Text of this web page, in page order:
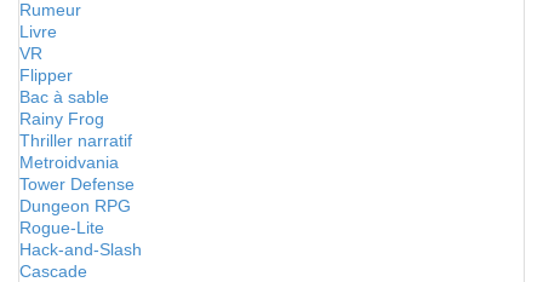
Rumeur
Livre
VR
Flipper
Bac à sable
Rainy Frog
Thriller narratif
Metroidvania
Tower Defense
Dungeon RPG
Rogue-Lite
Hack-and-Slash
Cascade